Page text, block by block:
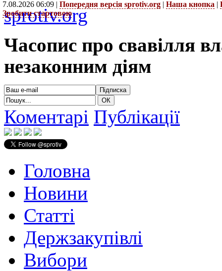
7.08.2026 06:09 | Попередня версія sprotiv.org | Наша кнопка |
Зробити стартовою
sprotiv.org
Часопис про свавілля
незаконним діям
Коментарі Публікації
Головна
Новини
Статті
Держзакупівлі
Вибори